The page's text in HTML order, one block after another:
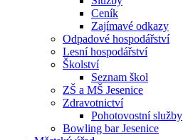
Ceník
Zajímavé odkazy
Odpadové hospodářství
Lesní hospodářství
Školství
Seznam škol
ZŠ a MŠ Jesenice
Zdravotnictví
Pohotovostní služby
Bowling bar Jesenice